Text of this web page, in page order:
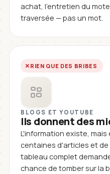
achat, l'entretien du
traversée — pas un mot.
RIEN QUE DES BRIBES
BLOGS ET YOUTUBE
Ils donnent des
L'information existe,
centaines d'articles et
tableau complet
chance de tomber sur la